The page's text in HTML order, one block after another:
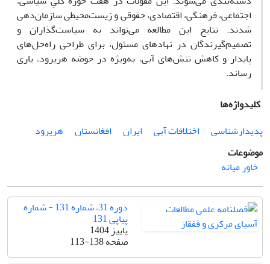
اجتماعی، فرهنگی، اقتصادی، حقوقی و زیست‌محیطی سازمان‌دهی
شدند. نتایج این مطالعه می‌تواند به سیاست‌گذاران و
تصمیم‌گیرندگان در نهادهای مسئول، برای طراحی راه‌حل‌های
پایدار و کاهش تنش‌های آبی، به‌ویژه در حوضه هریرود، یاری
رساند.
کلیدواژه‌ها
پدیدارشناسی
اختلافات آبی ایران افغانستان
هریرود
موضوعات
خاور میانه
دوره 31، شماره 131 - شماره
پیاپی 131
پاییز 1404
صفحه113-138